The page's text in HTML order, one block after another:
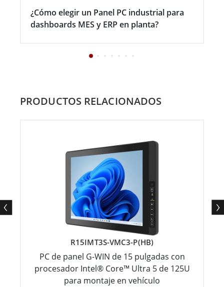
¿Cómo elegir un Panel PC industrial para
dashboards MES y ERP en planta?
PRODUCTOS RELACIONADOS
R15IMT3S-VMC3-P(HB)
PC de panel G-WIN de 15 pulgadas con
procesador Intel® Core™ Ultra 5 de 125U
para montaje en vehículo